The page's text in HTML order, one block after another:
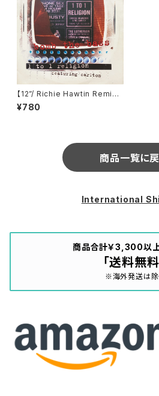
【12”/ Richie Hawtin Remix】
Bomb The Bass Featuring
Carlton / One To One Relig
¥780
商品一覧に
International
商品合計￥3,300以
「送料無料
※海外発送は除